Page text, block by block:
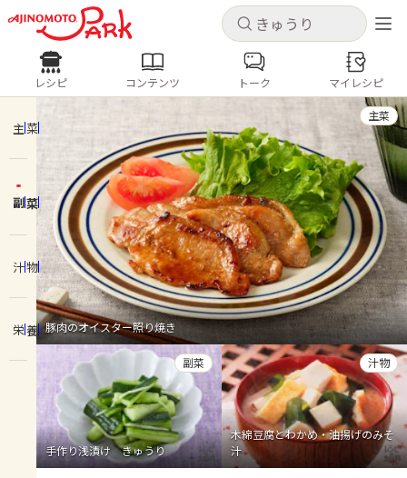
キャンセル
ログインするとレシピを保存できます
ログイン 新規登録
ホーム
コンテンツ
レシピ
トーク
よくあるお問い合わせ
お買い物
キャンセル
レシピ コンテンツ
人気の食材・レシピ
きゅうり なす トマト
とうもろこし
ピーマン
みょうが ゴーヤ
レシピ コンテンツ トーク マイレシピ
主菜
副菜
汁物
栄養 豚肉のオイスター照り焼き
主菜
手作り浅漬け きゅうり
副菜
木綿豆腐とわかめ・油揚げのみそ
汁
汁物